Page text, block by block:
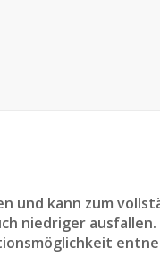
und kann zum
niedriger ausfallen.